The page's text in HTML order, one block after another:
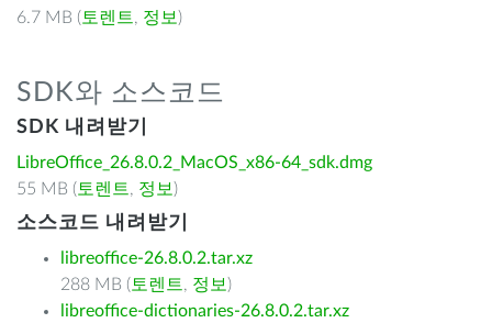
6.7 MB ( 토렌트, 정보 )
SDK와 소스코드
SDK 내려받기
LibreOffice_26.8.0.2_MacOS_x86-64_sdk.dmg
55 MB ( 토렌트, 정보 )
소스코드 내려받기
libreoffice-26.8.0.2.tar.xz
288 MB ( 토렌트, 정보 )
libreoffice-dictionaries-26.8.0.2.tar.xz